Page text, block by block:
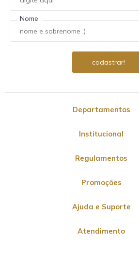
Nome
Departamentos
Institucional
Regulamentos
Promoções
Ajuda e Suporte
Atendimento